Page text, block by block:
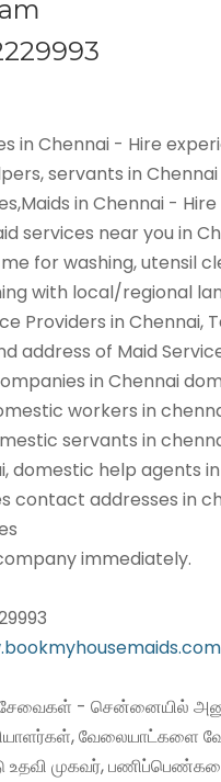
in Chennai - Hire
servants in
in Chennai - Hire
services near you in
for washing, utensil
with local/regional
Providers in Chennai,
address of Maid
in Chennai
workers in
servants in
domestic help agents
contact addresses in
immediately.
- சென்னையில்
வேலையாட்களை
உதவி முகவர்,